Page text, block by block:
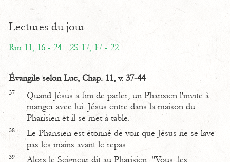
Lectures du jour
Rm 11, 16 - 24 2S 17, 17 - 22
Évangile selon Luc, Chap. 11, v. 37-44
37
Quand Jésus a fini de parler, un Pharisien l'invite à
manger avec lui. Jésus entre dans la maison du
Pharisien et il se met à table.
38
Le Pharisien est étonné de voir que Jésus ne se lave
pas les mains avant le repas.
39 Alors le Seigneur dit au Pharisien: "Vous, les